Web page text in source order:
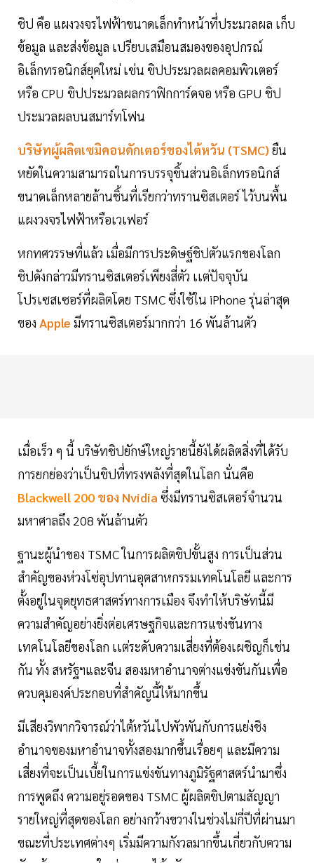
ชิป คือ แผงวงจรไฟฟ้าขนาดเล็กทำหน้าที่ประมวลผล เก็บ
ข้อมูล และส่งข้อมูล เปรียบเสมือนสมองของอุปกรณ์
อิเล็กทรอนิกส์ยุคใหม่ เช่น ชิปประมวลผลคอมพิวเตอร์
หรือ CPU ชิปประมวลผลกราฟิกการ์ดจอ หรือ GPU ชิป
ประมวลผลบนสมาร์ทโฟน
บริษัทผู้ผลิตเซมิคอนดักเตอร์ของไต้หวัน (TSMC) ยืน
หยัดในความสามารถในการบรรจุชิ้นส่วนอิเล็กทรอนิกส์
ขนาดเล็กหลายล้านชิ้นที่เรียกว่าทรานซิสเตอร์ ไว้บนพื้น
แผงวงจรไฟฟ้าหรือเวเฟอร์
หกทศวรรษที่แล้ว เมื่อมีการประดิษฐ์ชิปตัวแรกของโลก
ชิปดังกล่าวมีทรานซิสเตอร์เพียงสี่ตัว เเต่ปัจจุบัน
โปรเซสเซอร์ที่ผลิตโดย TSMC ซึ่งใช้ใน iPhone รุ่นล่าสุด
ของ Apple มีทรานซิสเตอร์มากกว่า 16 พันล้านตัว
เมื่อเร็ว ๆ นี้ บริษัทชิปยักษ์ใหญ่รายนี้ยังได้ผลิตสิ่งที่ได้รับ
การยกย่องว่าเป็นชิปที่ทรงพลังที่สุดในโลก นั่นคือ
Blackwell 200 ของ Nvidia ซึ่งมีทรานซิสเตอร์จำนวน
มหาศาลถึง 208 พันล้านตัว
ฐานะผู้นำของ TSMC ในการผลิตชิปขั้นสูง การเป็นส่วน
สำคัญของห่วงโซ่อุปทานอุตสาหกรรมเทคโนโลยี และการ
ตั้งอยู่ในจุดยุทธศาสตร์ทางการเมือง จึงทำให้บริษัทนี้มี
ความสำคัญอย่างยิ่งต่อเศรษฐกิจและการแข่งขันทาง
เทคโนโลยีของโลก เเต่ระดับความเสี่ยงที่ต้องเผชิญก็เช่น
กัน ทั้ง สหรัฐฯและจีน สองมหาอำนาจต่างแข่งขันกันเพื่อ
ควบคุมองค์ประกอบที่สำคัญนี้ให้มากขึ้น
มีเสียงวิพากวิจารณ์ว่าไต้หวันไปพัวพันกับการแย่งชิง
อำนาจของมหาอำนาจทั้งสองมากขึ้นเรื่อยๆ และมีความ
เสี่ยงที่จะเป็นเบี้ยในการแข่งขันทางภูมิรัฐศาสตร์นำมาซึ่ง
การพูดถึง ความอยู่รอดของ TSMC ผู้ผลิตชิปตามสัญญา
รายใหญ่ที่สุดของโลก อย่างกว้างขวางในช่วงไม่กี่ปีที่ผ่านมา
ขณะที่ประเทศต่างๆ เริ่มมีความกังวลมากขึ้นเกี่ยวกับความ